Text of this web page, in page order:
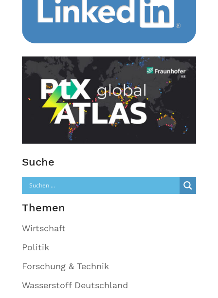
Suche
Themen
Wirtschaft
Politik
Forschung & Technik
Wasserstoff Deutschland